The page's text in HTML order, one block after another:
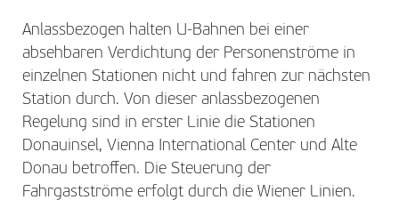
Anlassbezogen halten U-Bahnen bei einer
absehbaren Verdichtung der Personenströme in
einzelnen Stationen nicht und fahren zur nächsten
Station durch. Von dieser anlassbezogenen
Regelung sind in erster Linie die Stationen
Donauinsel, Vienna International Center und Alte
Donau betroffen. Die Steuerung der
Fahrgastströme erfolgt durch die Wiener Linien.